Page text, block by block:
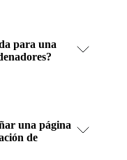
para una
una página
de